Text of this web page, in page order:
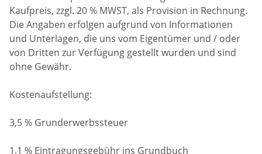
Kaufpreis, zzgl. 20 % MWST, als Provision in Rechnung.
Die Angaben erfolgen aufgrund von Informationen
und Unterlagen, die uns vom Eigentümer und / oder
von Dritten zur Verfügung gestellt wurden und sind
ohne Gewähr.
Kostenaufstellung:
3,5 % Grunderwerbssteuer
1,1 % Eintragungsgebühr ins Grundbuch